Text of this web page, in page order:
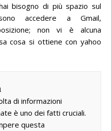
bisogno di più spazio sul
accedere a Gmail,
non vi è alcuna
cosa si ottiene con yahoo
di informazioni
è uno dei fatti cruciali.
questa